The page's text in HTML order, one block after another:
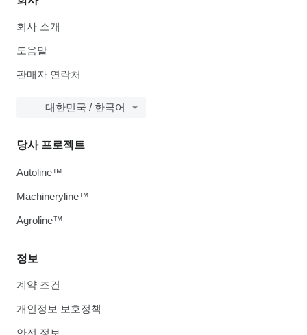
회사 소개
도움말
판매자 연락처
대한민국 / 한국어
정보
계약 조건
개인정보 보호정책
당사 프로젝트
Autoline™
Machineryline™
Agroline™